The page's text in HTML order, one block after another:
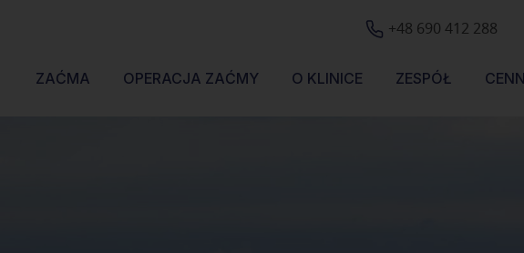
+48 690 412 288
ZAĆMA OPERACJA ZAĆMY O KLINICE ZESPÓŁ